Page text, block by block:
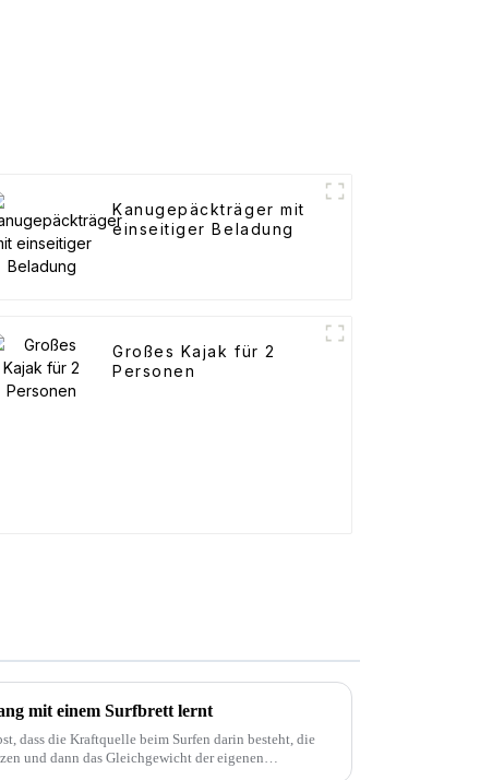
Kanugepäckträger mit
einseitiger Beladung
Großes Kajak für 2
Personen
mit einem Surfbrett lernt
dass die Kraftquelle beim Surfen darin besteht, die
und dann das Gleichgewicht der eigenen